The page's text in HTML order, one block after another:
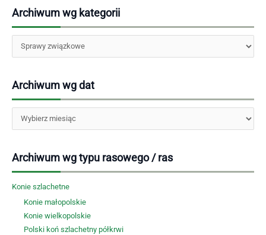
Archiwum wg kategorii
Archiwum wg dat
Archiwa
Archiwum wg typu rasowego / ras
Konie szlachetne
Konie małopolskie
Konie wielkopolskie
Polski koń szlachetny półkrwi